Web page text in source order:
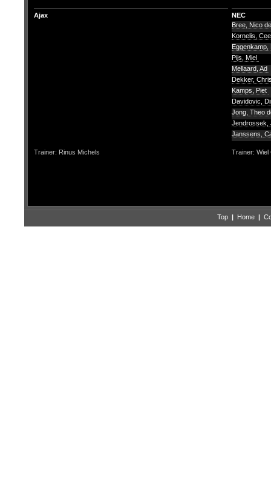
Ajax
NEC
Bree, Nico de
Kornelis,
Pijs, Miel
Mellaard, Ad
Dekker,
Kamps, Piet
Davidovic,
Jong, Theo
Jendrossek,
Janssens,
Trainer: Rinus Michels Trainer: Wiel
Top | Home |